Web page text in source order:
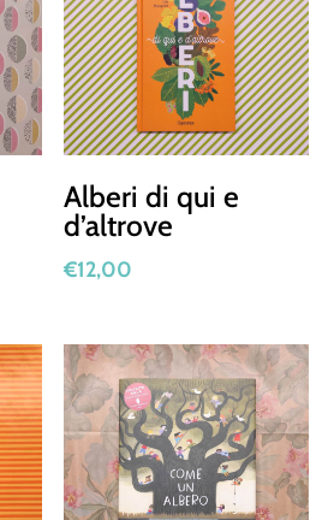
Alberi di qui e
d’altrove
€12,00